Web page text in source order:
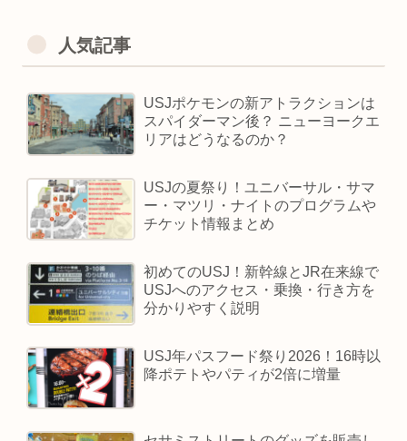
人気記事
USJポケモンの新アトラクションは
スパイダーマン後？ ニューヨークエ
リアはどうなるのか？
USJの夏祭り！ユニバーサル・サマ
ー・マツリ・ナイトのプログラムや
チケット情報まとめ
初めてのUSJ！新幹線とJR在来線で
USJへのアクセス・乗換・行き方を
分かりやすく説明
USJ年パスフード祭り2026！16時以
降ポテトやパティが2倍に増量